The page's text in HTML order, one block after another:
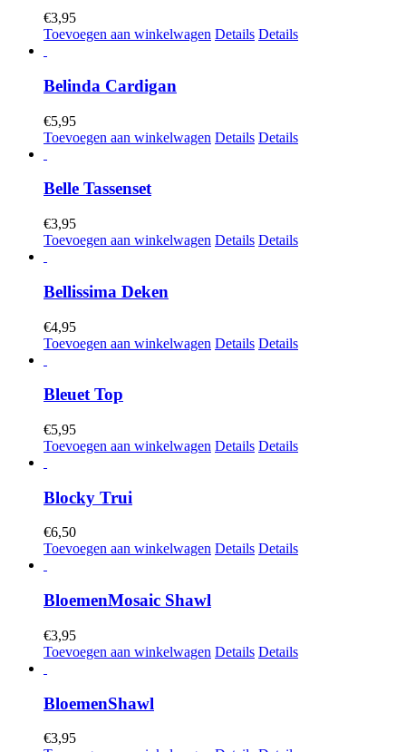
€3,95
Toevoegen aan winkelwagen Details Details
Belinda Cardigan
€5,95
Toevoegen aan winkelwagen Details Details
Belle Tassenset
€3,95
Toevoegen aan winkelwagen Details Details
Bellissima Deken
€4,95
Toevoegen aan winkelwagen Details Details
Bleuet Top
€5,95
Toevoegen aan winkelwagen Details Details
Blocky Trui
€6,50
Toevoegen aan winkelwagen Details Details
BloemenMosaic Shawl
€3,95
Toevoegen aan winkelwagen Details Details
BloemenShawl
€3,95